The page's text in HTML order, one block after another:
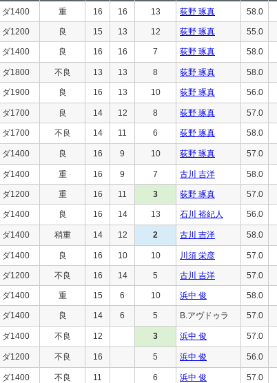
ダ1400 重 16 16 13 荻野 琢真 58.0
ダ1200 良 15 13 12 荻野 琢真 55.0
ダ1400 良 16 16 7 荻野 琢真 58.0
ダ1800 不良 13 13 8 荻野 琢真 58.0
ダ1900 良 16 13 10 荻野 琢真 56.0
ダ1700 良 14 12 8 荻野 琢真 57.0
ダ1700 不良 14 11 6 荻野 琢真 58.0
ダ1400 良 16 9 10 荻野 琢真 57.0
ダ1400 重 16 9 7 古川 吉洋 58.0
ダ1200 重 16 11 3 荻野 琢真 57.0
ダ1400 良 16 14 13 石川 裕紀人 56.0
ダ1400 稍重 14 12 2 古川 吉洋 58.0
ダ1400 良 16 10 10 川須 栄彦 57.0
ダ1200 不良 16 14 5 古川 吉洋 57.0
ダ1400 重 15 6 10 浜中 俊 58.0
ダ1400 良 14 6 5 B.アヴドゥラ 57.0
ダ1400 不良 12 3 浜中 俊 57.0
ダ1200 不良 16 5 浜中 俊 56.0
ダ1400 不良 11 6 浜中 俊 57.0